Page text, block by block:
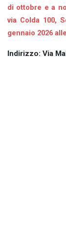
di ottobre e a
via Colda 100,
gennaio 2026
Indirizzo: Via